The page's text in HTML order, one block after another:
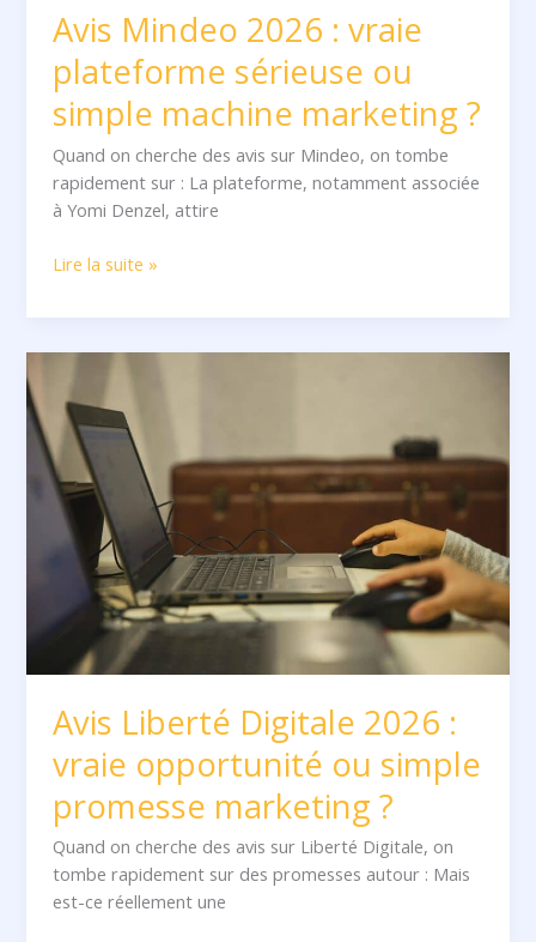
Avis Mindeo 2026 : vraie
plateforme sérieuse ou
simple machine marketing ?
Quand on cherche des avis sur Mindeo, on tombe
rapidement sur : La plateforme, notamment associée
à Yomi Denzel, attire
Lire la suite »
Avis Liberté Digitale 2026 :
vraie opportunité ou simple
promesse marketing ?
Quand on cherche des avis sur Liberté Digitale, on
tombe rapidement sur des promesses autour : Mais
est-ce réellement une
Digitale
2026
:
vraie
opportunité
ou
simple
promesse
marketing